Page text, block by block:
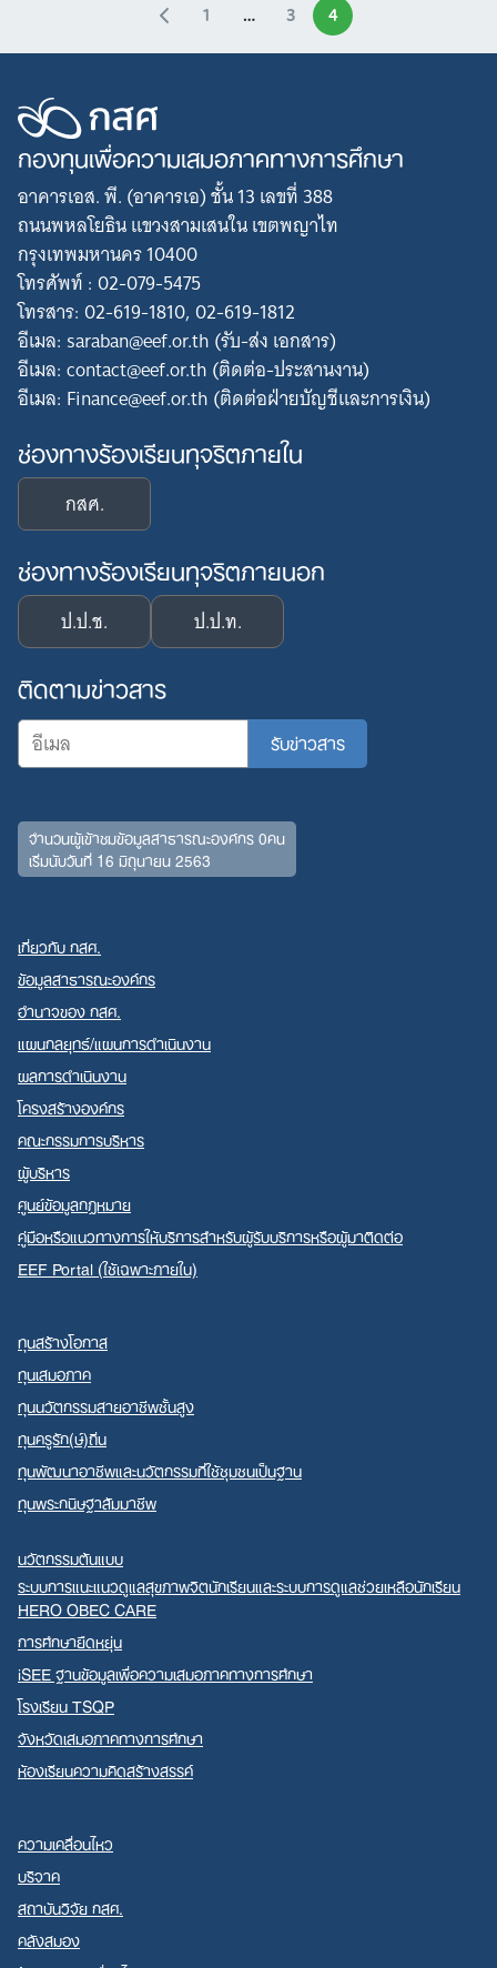
1 … 3 4
กองทุนเพื่อความเสมอภาคทางการศึกษา
อาคารเอส. พี. (อาคารเอ) ชั้น 13 เลขที่ 388
ถนนพหลโยธิน แขวงสามเสนใน เขตพญาไท
กรุงเทพมหานคร 10400
โทรศัพท์ : 02-079-5475
โทรสาร: 02-619-1810, 02-619-1812
อีเมล: saraban@eef.or.th (รับ-ส่ง เอกสาร)
อีเมล: contact@eef.or.th (ติดต่อ-ประสานงาน)
อีเมล: Finance@eef.or.th (ติดต่อฝ่ายบัญชีและการเงิน)
ช่องทางร้องเรียนทุจริตภายใน
กสศ.
ช่องทางร้องเรียนทุจริตภายนอก
ป.ป.ช. ป.ป.ท.
ติดตามข่าวสาร
จำนวนผู้เข้าชมข้อมูลสาธารณะองค์กร 0คน
เริ่มนับวันที่ 16 มิถุนายน 2563
เกี่ยวกับ กสศ.
ข้อมูลสาธารณะองค์กร
อำนาจของ กสศ.
แผนกลยุทธ์/แผนการดำเนินงาน
ผลการดำเนินงาน
โครงสร้างองค์กร
คณะกรรมการบริหาร
ผู้บริหาร
ศูนย์ข้อมูลกฎหมาย
คู่มือหรือแนวทางการให้บริการสำหรับผู้รับบริการหรือผู้มาติดต่อ
EEF Portal (ใช้เฉพาะภายใน)
ทุนสร้างโอกาส
ทุนเสมอภาค
ทุนนวัตกรรมสายอาชีพชั้นสูง
ทุนครูรัก(ษ์)ถิ่น
ทุนพัฒนาอาชีพและนวัตกรรมที่ใช้ชุมชนเป็นฐาน
ทุนพระกนิษฐาสัมมาชีพ
นวัตกรรมต้นแบบ
ระบบการแนะแนวดูแลสุขภาพจิตนักเรียนและระบบการดูแลช่วยเหลือนักเรียน
HERO OBEC CARE
การศึกษายืดหยุ่น
iSEE ฐานข้อมูลเพื่อความเสมอภาคทางการศึกษา
โรงเรียน TSQP
จังหวัดเสมอภาคทางการศึกษา
ห้องเรียนความคิดสร้างสรรค์
ความเคลื่อนไหว
บริจาค
สถาบันวิจัย กสศ.
คลังสมอง